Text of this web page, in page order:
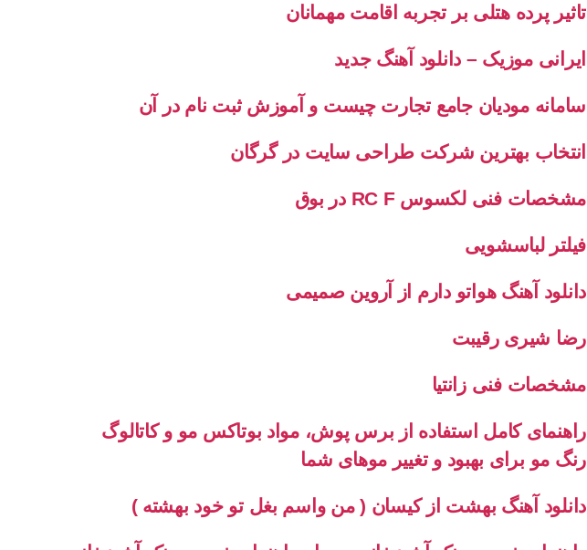
تاثیر پرده هتلی بر تجربه اقامت مهمانان
ایرانی موزیک – دانلود آهنگ جدید
سامانه مودیان جامع تجارت چیست و آموزش ثبت نام در آن
انتخاب بهترین شرکت طراحی سایت در گرگان
مشخصات فنی لکسوس RC F در بوق
فیلتر لباسشویی
دانلود آهنگ هواتو دارم از آروین صمیمی
رضا شیری رقیبت
مشخصات فنی زانتیا
راهنمای کامل استفاده از برس پوش، مواد بوتاکس مو و کاتالوگ
رنگ مو برای بهبود و تغییر موهای شما
دانلود آهنگ بهشت از کیسان ( من واسم بغل تو خود بهشته )